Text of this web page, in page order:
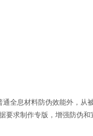
全息材料防伪效能外，从
要求制作专版，增强防伪和